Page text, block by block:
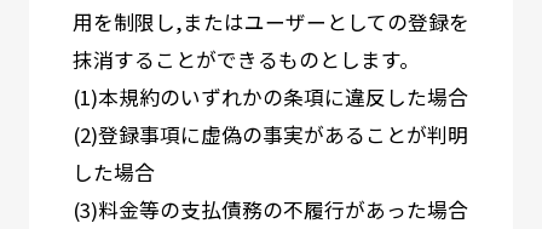
用を制限し,またはユーザーとしての登録を
抹消することができるものとします。
(1)本規約のいずれかの条項に違反した場合
(2)登録事項に虚偽の事実があることが判明
した場合
(3)料金等の支払債務の不履行があった場合